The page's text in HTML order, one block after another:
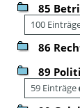
85
100
86
89
59 Einträge